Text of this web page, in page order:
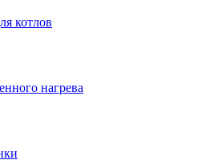
котлов
нагрева